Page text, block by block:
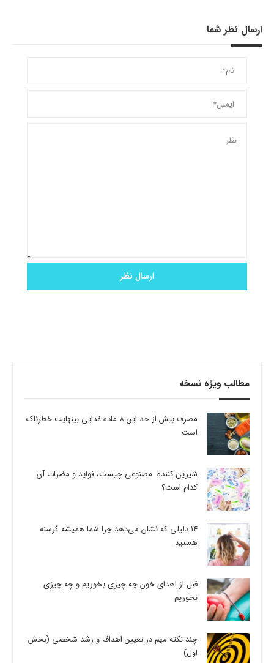
ارسال نظر شما
مطالب ویژه نسخه
مصرف بیش از حد این 8 ماده غذایی بینهایت خطرناک
است
شیرین کننده مصنوعی چیست، فواید و مضرات آن
کدام است؟
14 دلیلی که نشان می‌دهد چرا شما همیشه گرسنه
هستید
قبل از اهدای خون چه چیزی بخوریم و چه چیزی
نخوریم
چند نکته مهم در تعیین اهداف و رشد شخصی (بخش
اول)